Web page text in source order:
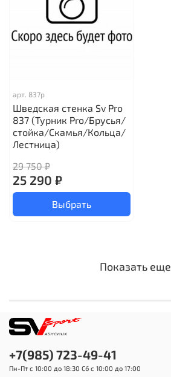
арт. 837р
Шведская стенка Sv Pro
837 (Турник Pro/Брусья/
стойка/Скамья/Кольца/
Лестница)
29 750 ₽
25 290 ₽
Выбрать
Показать еще
+7(985) 723-49-41
Пн-Пт с 10:00 до 18:30 Сб с 10:00 до 17:00